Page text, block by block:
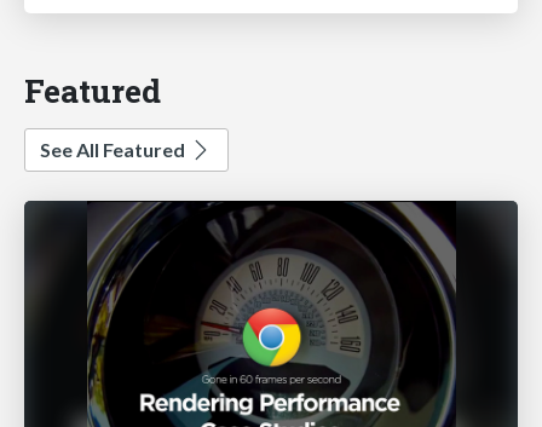
Featured
See All Featured